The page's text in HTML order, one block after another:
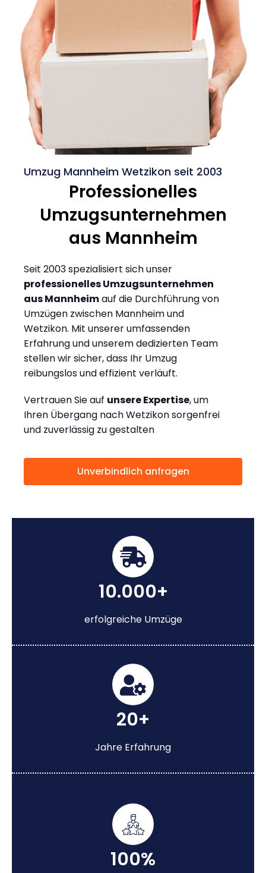
Umzug Mannheim Wetzikon seit 2003
Professionelles
Umzugsunternehmen
aus Mannheim
Seit 2003 spezialisiert sich unser
professionelles Umzugsunternehmen
aus Mannheimauf die Durchführung von
Umzügen zwischen Mannheim und
Wetzikon. Mit unserer umfassenden
Erfahrung und unserem dedizierten Team
stellen wir sicher, dass Ihr Umzug
reibungslos und effizient verläuft.
Vertrauen Sie auf unsere Expertise, um
Ihren Übergang nach Wetzikon sorgenfrei
und zuverlässig zu gestalten
Unverbindlich anfragen
10.000+
erfolgreiche Umzüge
20+
Jahre Erfahrung
100%